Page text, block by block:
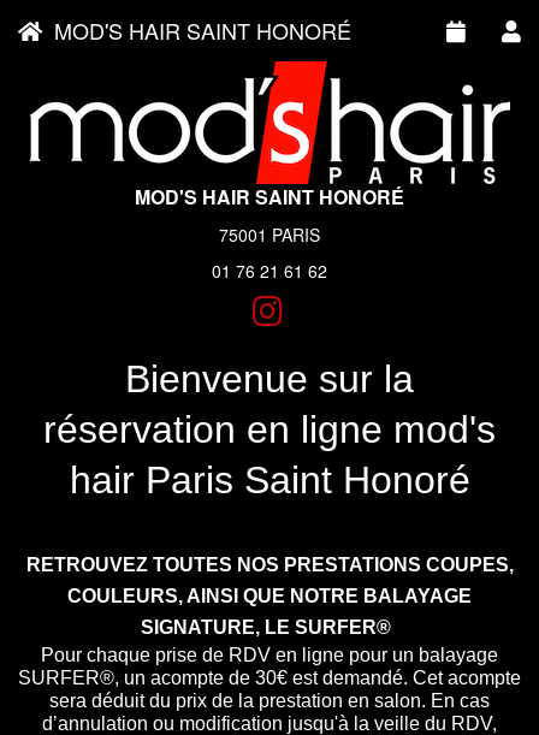
MOD'S HAIR SAINT HONORÉ
75001 PARIS
01 76 21 61 62
Bienvenue sur la
réservation en ligne mod's
hair Paris Saint Honoré
RETROUVEZ TOUTES NOS PRESTATIONS COUPES,
COULEURS, AINSI QUE NOTRE BALAYAGE
SIGNATURE, LE SURFER®
Pour chaque prise de RDV en ligne pour un balayage
SURFER®, un acompte de 30€ est demandé. Cet acompte
sera déduit du prix de la prestation en salon. En cas
d’annulation ou modification jusqu'à la veille du RDV,
MOD'S HAIR SAINT HONORÉ